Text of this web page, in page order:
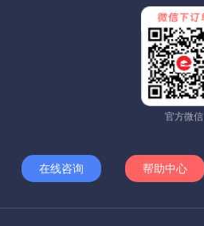
官方微信
在线咨询 帮助中心